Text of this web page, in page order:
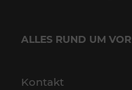
ALLES RUND UM VOR
Kontakt